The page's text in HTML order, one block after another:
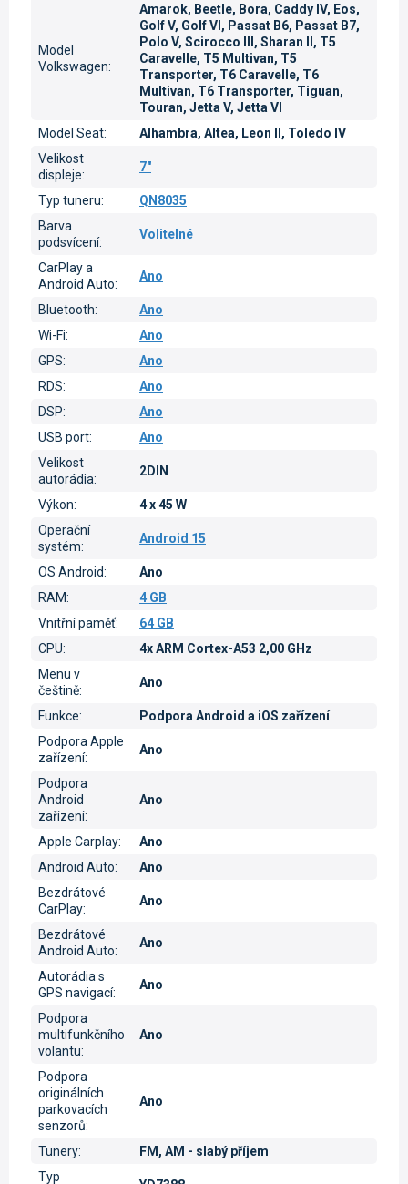
Model
Volkswagen:
Amarok, Beetle, Bora, Caddy IV, Eos,
Golf V, Golf VI, Passat B6, Passat B7,
Polo V, Scirocco III, Sharan II, T5
Caravelle, T5 Multivan, T5
Transporter, T6 Caravelle, T6
Multivan, T6 Transporter, Tiguan,
Touran, Jetta V, Jetta VI
Model Seat:
Alhambra, Altea, Leon II, Toledo IV
Velikost
displeje:
7"
Typ tuneru:
QN8035
Barva
podsvícení:
Volitelné
CarPlay a
Android Auto:
Ano
Bluetooth:
Ano
Wi-Fi:
Ano
GPS:
Ano
RDS:
Ano
DSP:
Ano
USB port:
Ano
Velikost
autorádia:
2DIN
Výkon:
4 x 45 W
Operační
systém:
Android 15
OS Android:
Ano
RAM:
4 GB
Vnitřní paměť:
64 GB
CPU:
4x ARM Cortex-A53 2,00 GHz
Menu v
češtině:
Ano
Funkce:
Podpora Android a iOS zařízení
Podpora Apple
zařízení:
Ano
Podpora
Android
zařízení:
Ano
Apple Carplay:
Ano
Android Auto:
Ano
Bezdrátové
CarPlay:
Ano
Bezdrátové
Android Auto:
Ano
Autorádia s
GPS navigací:
Ano
Podpora
multifunkčního
volantu:
Ano
Podpora
originálních
parkovacích
senzorů:
Ano
Tunery:
FM, AM - slabý příjem
Typ